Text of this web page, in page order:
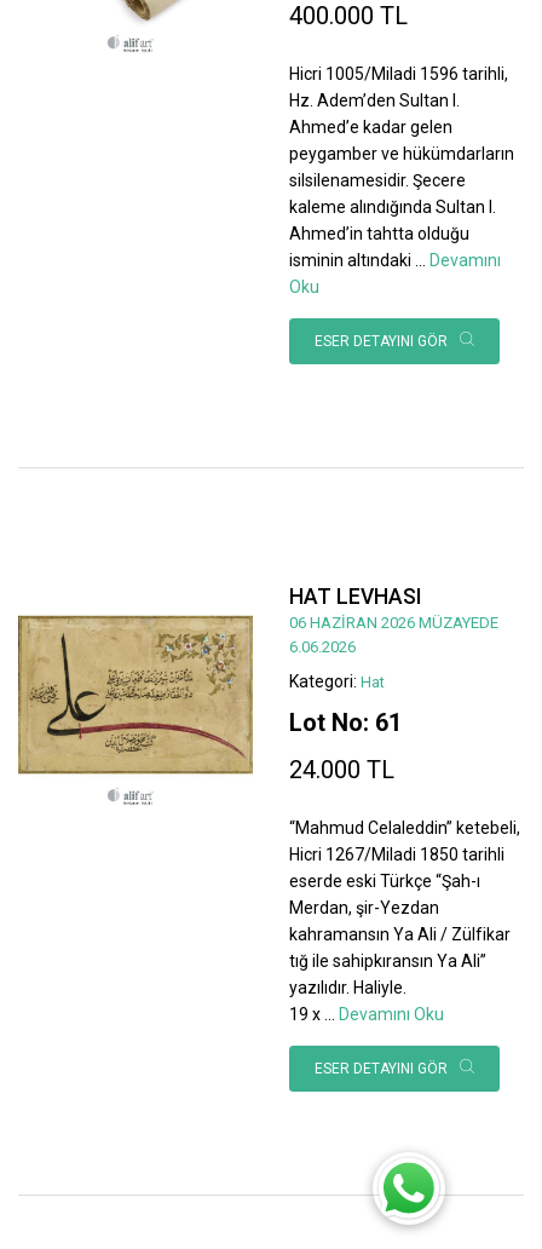
400.000 TL
Hicri 1005/Miladi 1596 tarihli,
Hz. Adem’den Sultan I.
Ahmed’e kadar gelen
peygamber ve hükümdarların
silsilenamesidir. Şecere
kaleme alındığında Sultan I.
Ahmed’in tahtta olduğu
isminin altındaki
Devamını
Oku
ESER DETAYINI GÖR
HAT LEVHASI
06 HAZİRAN 2026 MÜZAYEDE
6.06.2026
Kategori: Hat
Lot No: 61
24.000 TL
“Mahmud Celaleddin” ketebeli,
Hicri 1267/Miladi 1850 tarihli
eserde eski Türkçe “Şah-ı
Merdan, şir-Yezdan
kahramansın Ya Ali / Zülfikar
tığ ile sahipkıransın Ya Ali”
yazılıdır. Haliyle.
19 x
Devamını Oku
ESER DETAYINI GÖR